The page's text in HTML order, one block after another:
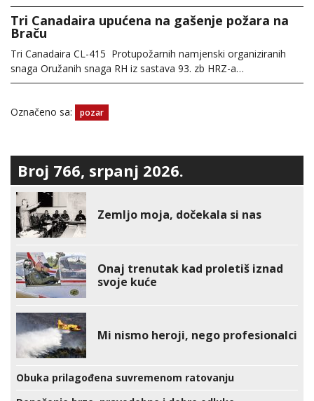
Tri Canadaira upućena na gašenje požara na
Braču
Tri Canadaira CL-415 Protupožarnih namjenski organiziranih
snaga Oružanih snaga RH iz sastava 93. zb HRZ-a…
Označeno sa: pozar
Broj 766, srpanj 2026.
Zemljo moja, dočekala si nas
Onaj trenutak kad proletiš iznad
svoje kuće
Mi nismo heroji, nego profesionalci
Obuka prilagođena suvremenom ratovanju